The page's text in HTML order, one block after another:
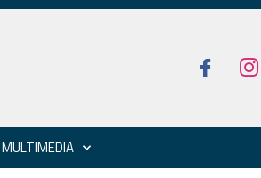
MULTIMEDIA